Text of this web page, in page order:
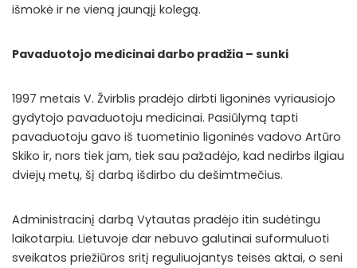
išmokė ir ne vieną jaunąjį kolegą.
Pavaduotojo medicinai darbo pradžia – sunki
1997 metais V. Žvirblis pradėjo dirbti ligoninės vyriausiojo
gydytojo pavaduotoju medicinai. Pasiūlymą tapti
pavaduotoju gavo iš tuometinio ligoninės vadovo Artūro
Skiko ir, nors tiek jam, tiek sau pažadėjo, kad nedirbs ilgiau
dviejų metų, šį darbą išdirbo du dešimtmečius.
Administracinį darbą Vytautas pradėjo itin sudėtingu
laikotarpiu. Lietuvoje dar nebuvo galutinai suformuluoti
sveikatos priežiūros sritį reguliuojantys teisės aktai, o seni